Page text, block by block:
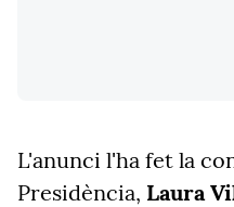
L'anunci l'ha fet la
Presidència, Laura